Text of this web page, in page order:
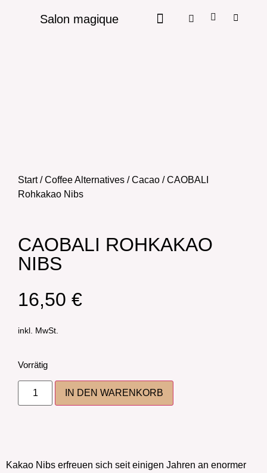
Salon magique
Start/Coffee Alternatives /Cacao / CAOBALI
Rohkakao Nibs
CAOBALI ROHKAKAO
NIBS
16,50 €
inkl. MwSt.
Vorrätig
IN DEN WARENKORB
Kakao Nibs erfreuen sich seit einigen Jahren an enormer